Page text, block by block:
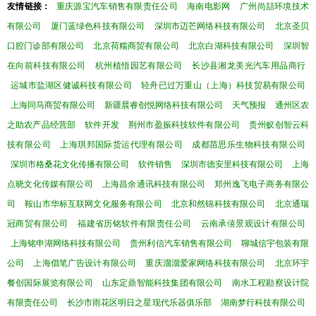
友情链接： 重庆源宝汽车销售有限责任公司 海南电影网
广州尚喆环境技术
有限公司
厦门蓝绿色科技有限公司 深圳市迈芒网络科技有限公司
北京圣贝
口腔门诊部有限公司
北京荷糯商贸有限公司 北京白湖科技有限公司
深圳智
在向前科技有限公司
杭州植悟园艺有限公司
长沙县湘龙美光汽车用品商行
运城市盐湖区健诚科技有限公司
轻舟已过万重山（上海）科技贸易有限公司
上海同马商贸有限公司
新疆晨睿创悦网络科技有限公司 天气预报
通州区农
之助农产品经营部
软件开发 荆州市盈振科技软件有限公司
贵州蚁创智云科
技有限公司
上海琪邦国际货运代理有限公司
成都苗思乐生物科技有限公司
深圳市格桑花文化传播有限公司
软件销售 深圳市德安里科技有限公司
上海
点晓文化传媒有限公司
上海昌余通讯科技有限公司
郑州逸飞电子商务有限公
司
鞍山市华标互联网文化服务有限公司 北京和然锦科技有限公司
北京通瑞
冠商贸有限公司
福建省历铭软件有限责任公司
云南承僖景观设计有限公司
上海铭申湖网络科技有限公司
贵州利信汽车销售有限公司
聊城信宇包装有限
公司
上海倡笔广告设计有限公司 重庆溜溜爱家网络科技有限公司
北京环宇
餐创国际展览有限公司
山东定鼎智能科技集团有限公司
南水工程勘察设计院
有限责任公司
长沙市雨花区明日之星现代乐器俱乐部 湖南梦行科技有限公司